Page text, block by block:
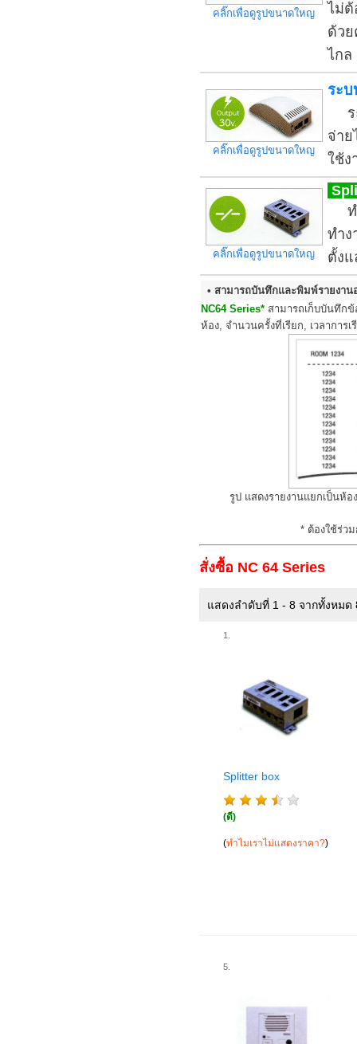
คลิ๊กเพื่อดูรูปขนาดใหญ
ไม่ต้
ด้วย
ไกล
คลิ๊กเพื่อดูรูปขนาดใหญ
ระ
ร
จ่า
ใช้ง
คลิ๊กเพื่อดูรูปขนาดใหญ
ทำ
ทำ
ตั้ง
• สามารถบันทึกและพิมพ์รายงาน
NC64 Series* สามารถเก็บบันทึก
ห้อง, จำนวนครั้งที่เรียก, เวลาการ
รูป แสดงรายงานแยกเป็นห้อ
* ต้องใช้ร่ว
สั่งซื้อ NC 64 Series
แสดงลำดับที่ 1 - 8 จากทั้งหมด
1.
Splitter box
(ดี)
(ทำไมเราไม่แสดงราคา?)
5.